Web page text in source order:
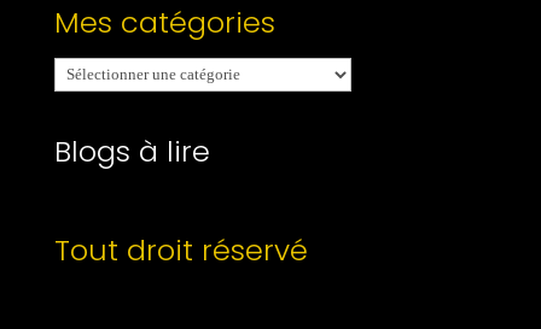
Mes catégories
Mes
catégories
Blogs à lire
Tout droit réservé